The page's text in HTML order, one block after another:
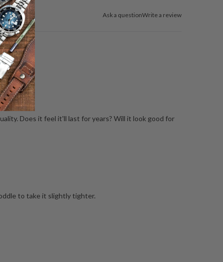
Ask a questionWrite a review
Does it feel it'll last for years? Will it look good for
to take it slightly tighter.